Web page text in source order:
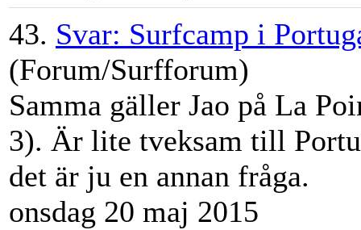
43. Svar: Surfcamp i
(Forum/Surfforum)
Samma gäller Jao på La
3). Är lite tveksam till
det är ju en annan fråga.
onsdag 20 maj 2015